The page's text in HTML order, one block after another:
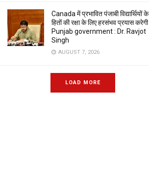
Canada में प्रभावित पंजाबी विद्यार्थियों के
हितों की रक्षा के लिए हरसंभव प्रयास करेगी
Punjab government : Dr. Ravjot
Singh
AUGUST 7, 2026
LOAD MORE